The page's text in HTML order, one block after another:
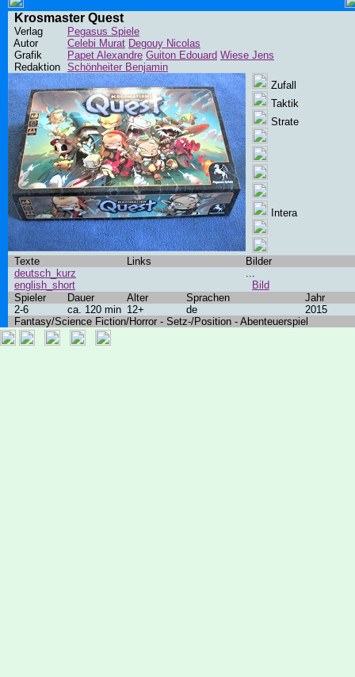
Krosmaster Quest
Verlag
Pegasus Spiele
Autor
Celebi Murat Degouy Nicolas
Grafik
Papet Alexandre Guiton Edouard Wiese Jens
Redaktion Schönheiter Benjamin
Zufall
Taktik
Strate
Intera
Texte Links
Bilder
deutsch_kurz
english_short
...
Bild
Spieler
Dauer Alter Sprachen
Jahr
2-6
ca. 120 min 12+ de
2015
Fantasy/Science Fiction/Horror - Setz-/Position - Abenteuerspiel